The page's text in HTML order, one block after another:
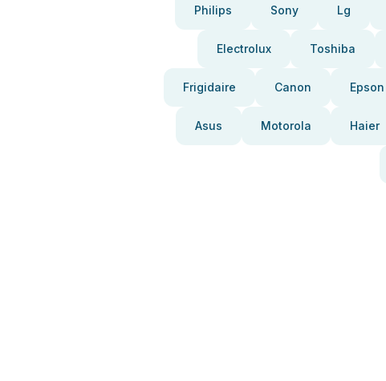
Philips Sony Lg
Electrolux Toshiba
Frigidaire Canon Epson
Asus Motorola Haier